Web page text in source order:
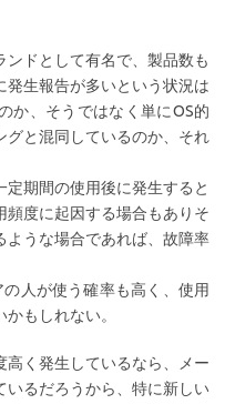
ンドとして有名で、製品数も
発生報告が多いという状況は
か、そうではなく単にOS的
グと混同しているのか、それ
期間の使用後に発生すると
頻度に起因する場合もありそ
ような場合であれば、故障率
人が使う確率も高く、使用
もしれない。
く発生しているなら、メー
いるだろうから、特に新しい